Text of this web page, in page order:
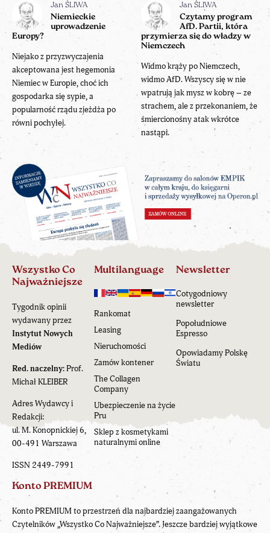
Jan ŚLIWA
Niemieckie
uprowadzenie
Europy?
Niejako z przyzwyczajenia
akceptowana jest hegemonia
Niemiec w Europie, choć ich
gospodarka się sypie, a
popularność rządu zjeżdża po
równi pochyłej.
Jan ŚLIWA
Czytamy program
AfD. Partii, która
przymierza się do władzy w
Niemczech
Widmo krąży po Niemczech,
widmo AfD. Wszyscy się w nie
wpatrują jak mysz w kobrę – ze
strachem, ale z przekonaniem, że
śmiercionośny atak wkrótce
nastąpi.
Wszystko Co
Najważniejsze
Tygodnik opinii
wydawany przez
Instytut Nowych
Mediów
Red. naczelny:Prof.
Michał KLEIBER
Adres Wydawcy i
Redakcji:
ul. M. Konopnickiej 6,
00-491 Warszawa
ISSN 2449-7991
Multilanguage
Rankomat
Leasing
Nieruchomości
Zamów kontener
The Collagen
Company
Ubezpieczenie na życie
Pru
Sklep z kosmetykami
naturalnymi online
Newsletter
Cotygodniowy
newsletter
Popołudniowe
Espresso
Opowiadamy Polskę
Światu
Konto PREMIUM
Konto PREMIUM to przestrzeń dla najbardziej zaangażowanych
Czytelników „Wszystko Co Najważniejsze”. Jeszcze bardziej wyjątkowe